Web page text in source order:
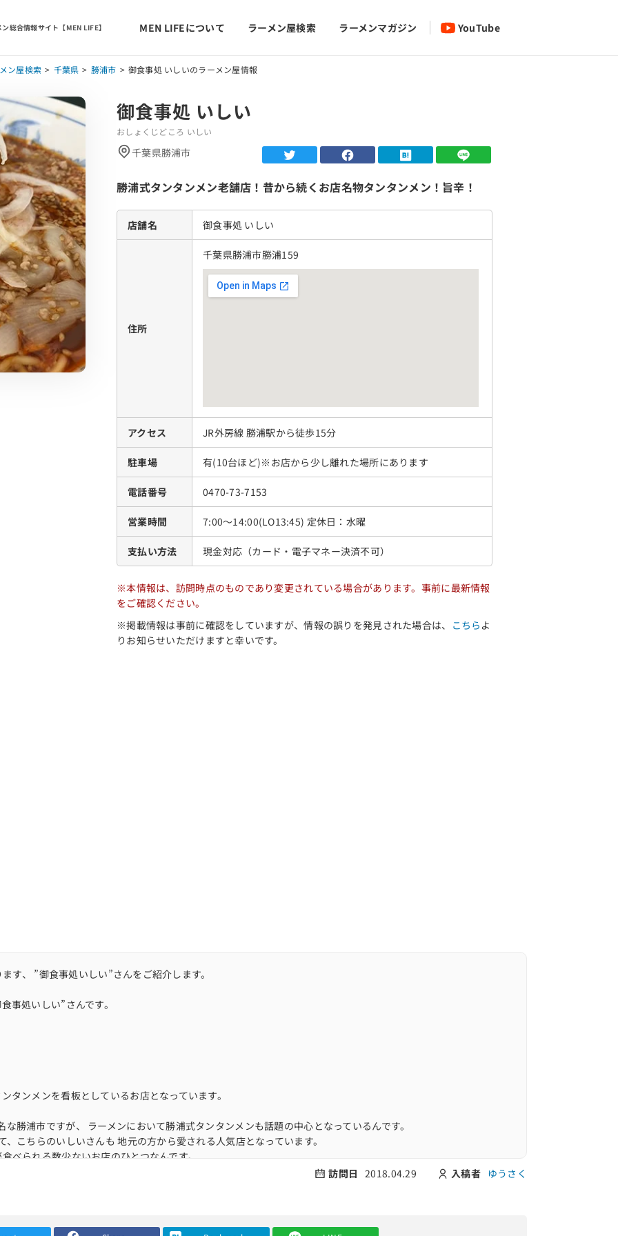
総合情報サイト【MEN LIFE】 MEN LIFEについて ラーメン屋検索 ラーメンマガジン YouTube
ン屋検索 千葉県 勝浦市 御食事処 いしいのラーメン屋情報
御食事処 いしい
おしょくじどころ いしい
千葉県勝浦市
勝浦式タンタンメン老舗店！昔から続くお店名物タンタンメン！旨辛！
店舗名 御食事処 いしい
住所
千葉県勝浦市勝浦159
アクセス JR外房線 勝浦駅から徒歩15分
駐車場 有(10台ほど)※お店から少し離れた場所にあります
電話番号 0470-73-7153
営業時間 7:00～14:00(LO13:45) 定休日：水曜
支払い方法 現金対応（カード・電子マネー決済不可）
※本情報は、訪問時点のものであり変更されている場合があります。事前に最新情報
をご確認ください。
※掲載情報は事前に確認をしていますが、情報の誤りを発見された場合は、 こちらよ
りお知らせいただけますと幸いです。
す、 ”御食事処いしい”さんをご紹介します。
事処いしい”さんです。
タンメンを看板としているお店となっています。
勝浦市ですが、 ラーメンにおいて勝浦式タンタンメンも話題の中心となっているんです。
こちらのいしいさんも 地元の方から愛される人気店となっています。
べられる数少ないお店のひとつなんです。
たテーブル席があります。
訪問日 2018.04.29 入稿者 ゆうさく